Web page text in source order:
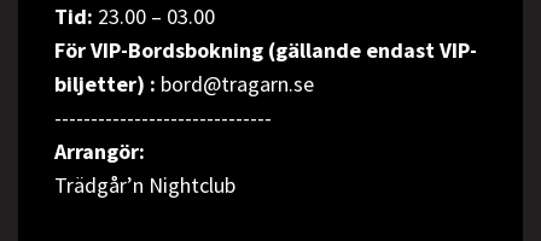
Tid: 23.00 – 03.00
För VIP-Bordsbokning (gällande endast VIP-
biljetter) : bord@tragarn.se
------------------------------
Arrangör:
Trädgår’n Nightclub